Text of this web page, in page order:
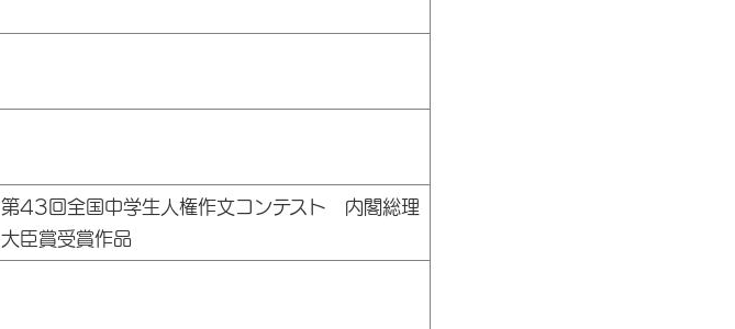
第43回全国中学生人権作文コンテスト 内閣総理
大臣賞受賞作品